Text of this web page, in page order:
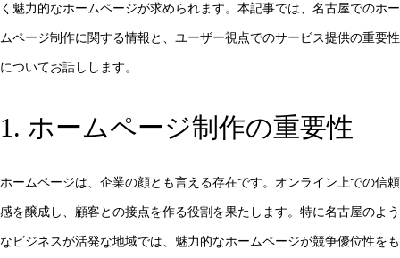
く魅力的なホームページが求められます。本記事では、名古屋でのホー
ムページ制作に関する情報と、ユーザー視点でのサービス提供の重要性
についてお話しします。
1. ホームページ制作の重要性
ホームページは、企業の顔とも言える存在です。オンライン上での信頼
感を醸成し、顧客との接点を作る役割を果たします。特に名古屋のよう
なビジネスが活発な地域では、魅力的なホームページが競争優位性をも